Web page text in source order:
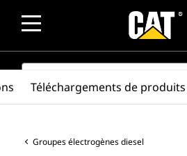
SEARCH
Groupes électrogènes diesel
Téléchargements de produits